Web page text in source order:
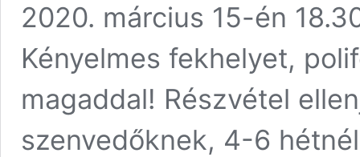
2020. március 15-én
Kényelmes fekhelyet,
magaddal! Részvétel
szenvedőknek, 4-6